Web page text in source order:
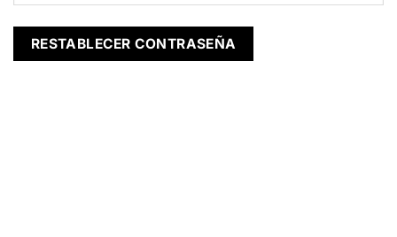
RESTABLECER CONTRASEÑA